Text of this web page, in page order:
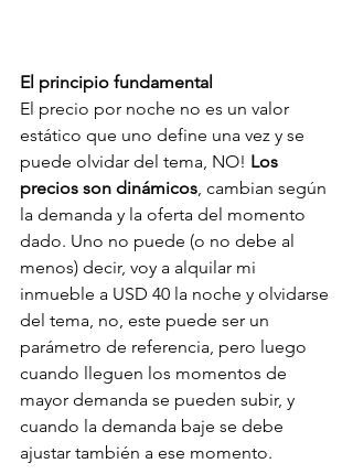
El principio fundamental
El precio por noche no es un valor
estático que uno define una vez y se
puede olvidar del tema, NO! Los
precios son dinámicos, cambian según
la demanda y la oferta del momento
dado. Uno no puede (o no debe al
menos) decir, voy a alquilar mi
inmueble a USD 40 la noche y olvidarse
del tema, no, este puede ser un
parámetro de referencia, pero luego
cuando lleguen los momentos de
mayor demanda se pueden subir, y
cuando la demanda baje se debe
ajustar también a ese momento.